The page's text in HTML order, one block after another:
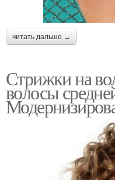
читать дальше →
Стрижки на
волосы